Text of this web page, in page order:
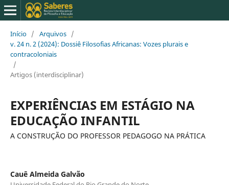
Início / Arquivos /
v. 24 n. 2 (2024): Dossiê Filosofias Africanas: Vozes plurais e
contracoloniais
/
Artigos (interdisciplinar)
EXPERIÊNCIAS EM ESTÁGIO NA
EDUCAÇÃO INFANTIL
A CONSTRUÇÃO DO PROFESSOR PEDAGOGO NA PRÁTICA
Cauê Almeida Galvão